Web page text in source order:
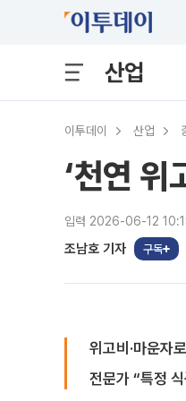
산업
이투데이 산업
‘천연 위
입력 2026-06-12
조남호 기자 구독
위고비·마운자
전문가 “특정